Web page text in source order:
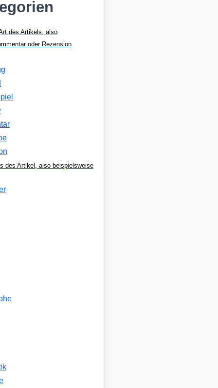
des Artikels, also
oder Rezension
des Artikel, also beispielsweise